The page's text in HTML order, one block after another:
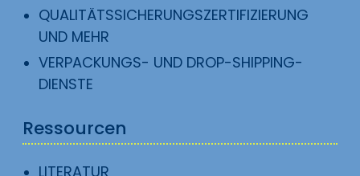
QUALITÄTSSICHERUNGSZERTIFIZIERUNG
UND MEHR
VERPACKUNGS- UND DROP-SHIPPING-
DIENSTE
Ressourcen
LITERATUR